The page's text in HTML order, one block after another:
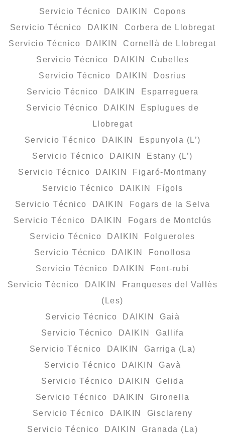
Servicio Técnico DAIKIN Copons
Servicio Técnico DAIKIN Corbera de Llobregat
Servicio Técnico DAIKIN Cornellà de Llobregat
Servicio Técnico DAIKIN Cubelles
Servicio Técnico DAIKIN Dosrius
Servicio Técnico DAIKIN Esparreguera
Servicio Técnico DAIKIN Esplugues de
Llobregat
Servicio Técnico DAIKIN Espunyola (L’)
Servicio Técnico DAIKIN Estany (L’)
Servicio Técnico DAIKIN Figaró-Montmany
Servicio Técnico DAIKIN Fígols
Servicio Técnico DAIKIN Fogars de la Selva
Servicio Técnico DAIKIN Fogars de Montclús
Servicio Técnico DAIKIN Folgueroles
Servicio Técnico DAIKIN Fonollosa
Servicio Técnico DAIKIN Font-rubí
Servicio Técnico DAIKIN Franqueses del Vallès
(Les)
Servicio Técnico DAIKIN Gaià
Servicio Técnico DAIKIN Gallifa
Servicio Técnico DAIKIN Garriga (La)
Servicio Técnico DAIKIN Gavà
Servicio Técnico DAIKIN Gelida
Servicio Técnico DAIKIN Gironella
Servicio Técnico DAIKIN Gisclareny
Servicio Técnico DAIKIN Granada (La)